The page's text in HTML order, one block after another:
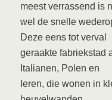
meest verrassend is
wel de snelle
Deze eens tot verval
geraakte fabriekstad
Italianen, Polen en
Ieren, die wonen in